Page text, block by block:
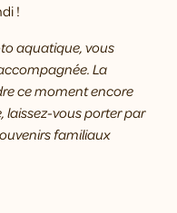
!
aquatique, vous
La
ce moment encore
laissez-vous porter par
familiaux